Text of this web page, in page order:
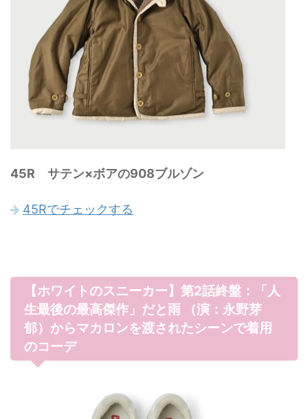
45R サテン×ボアの908ブルゾン
45Rでチェックする
【ホワイトのスニーカー】第2話終盤：「人
生最後の最高傑作」だと雨 （演：永野芽
郁）からマカロンを渡されたシーンで着用
のコーデ